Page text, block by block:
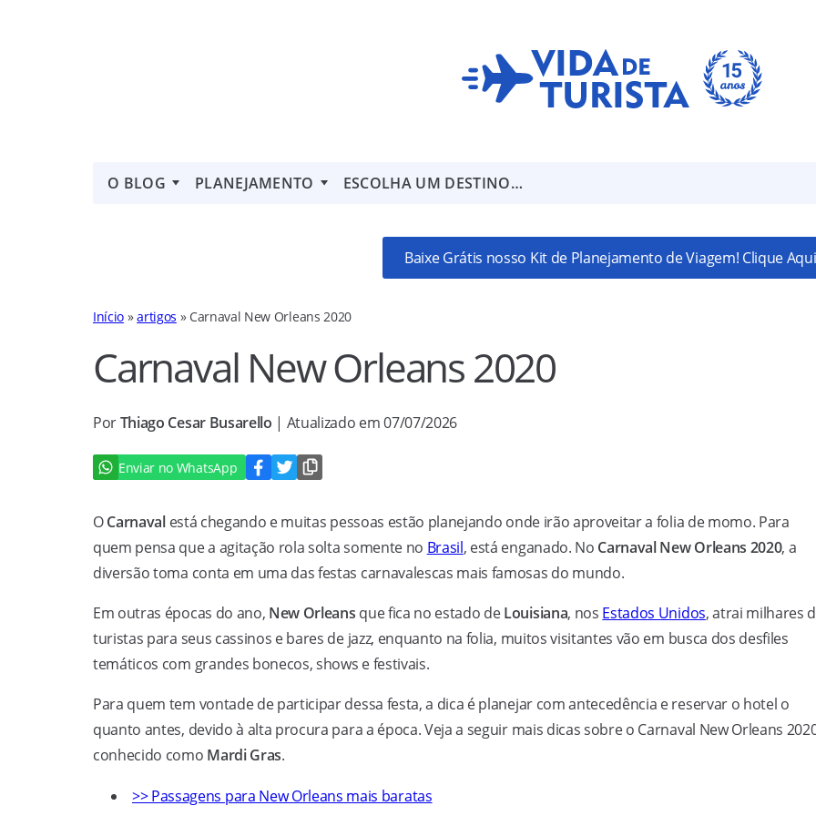
O BLOG PLANEJAMENTO ESCOLHA UM DESTINO…
Baixe Grátis nosso Kit de Planejamento de Viagem! Clique
Início »artigos » Carnaval New Orleans 2020
Carnaval New Orleans 2020
PorThiago Cesar Busarello | Atualizado em 07/07/2026
Enviar no WhatsApp
OCarnavalestá chegando e muitas pessoas estão planejando onde irão aproveitar a folia de momo. Para
quem pensa que a agitação rola solta somente no Brasil, está enganado. No Carnaval New Orleans 2020, a
diversão toma conta em uma das festas carnavalescas mais famosas do mundo.
Em outras épocas do ano, New Orleans que fica no estado deLouisiana, nos Estados Unidos, atrai milhares
turistas para seus cassinos e bares de jazz, enquanto na folia, muitos visitantes vão em busca dos desfiles
temáticos com grandes bonecos, shows e festivais.
Para quem tem vontade de participar dessa festa, a dica é planejar com antecedência e reservar o hotel o
quanto antes, devido à alta procura para a época. Veja a seguir mais dicas sobre o Carnaval New Orleans
conhecido como Mardi Gras.
>> Passagens para New Orleans mais baratas